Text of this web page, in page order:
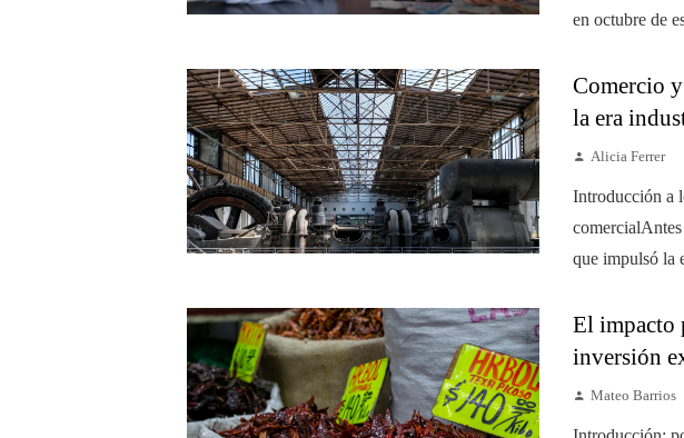
en octubre de
Comercio
la era
Alicia Ferrer
Introducción a
que impulsó la
El impacto
inversión
Mateo Barrios